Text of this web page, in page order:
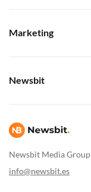
Newsbit Media Group
info@newsbit.es
Marketing
Newsbit